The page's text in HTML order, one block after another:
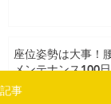
座位姿勢は大事！
メンテナンス100
記事